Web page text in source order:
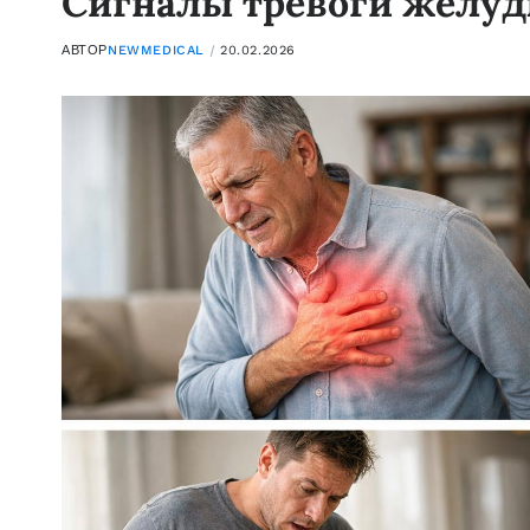
АВТОРNEWMEDICAL 20.02.2026